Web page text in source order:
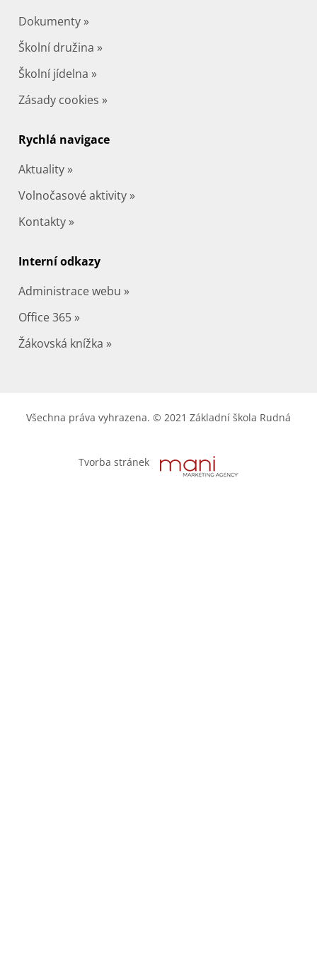
Dokumenty »
Školní družina »
Školní jídelna »
Zásady cookies »
Rychlá navigace
Aktuality »
Volnočasové aktivity »
Kontakty »
Interní odkazy
Administrace webu »
Office 365 »
Žákovská knížka »
Tvorba stránek
Všechna práva vyhrazena. © 2021 Základní škola Rudná